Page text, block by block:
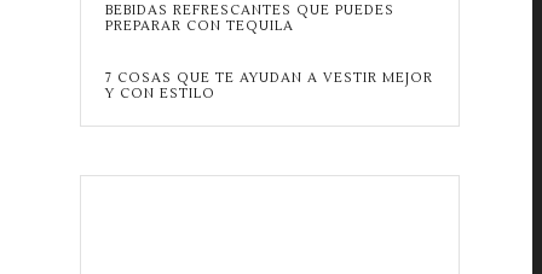
BEBIDAS REFRESCANTES QUE PUEDES
PREPARAR CON TEQUILA
7 COSAS QUE TE AYUDAN A VESTIR MEJOR
Y CON ESTILO